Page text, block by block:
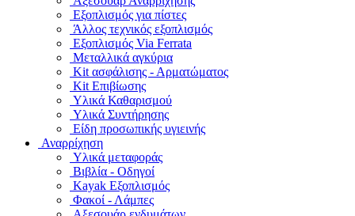
Εξοπλισμός για πίστες
Άλλος τεχνικός εξοπλισμός
Εξοπλισμός Via Ferrata
Μεταλλικά αγκύρια
Kit ασφάλισης - Αρματώματος
Kit Επιβίωσης
Υλικά Καθαρισμού
Υλικά Συντήρησης
Είδη προσωπικής υγιεινής
Αναρρίχηση
Υλικά μεταφοράς
Βιβλία - Οδηγοί
Kayak Εξοπλισμός
Φακοί - Λάμπες